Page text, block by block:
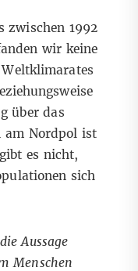
zwischen 1992
wir keine
über das
am Nordpol ist
es nicht,
sich
Aussage
Menschen